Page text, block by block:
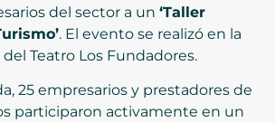
del sector a un ‘Taller
. El evento se realizó en la
del Teatro Los Fundadores.
25 empresarios y prestadores de
participaron activamente en un